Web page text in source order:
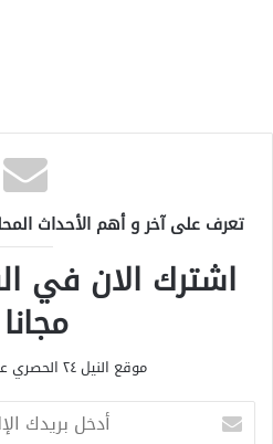
تعرف على آخر و أهم الأحداث
اشترك الان في
موقع النيل ٢٤ الحصري علي مدار الساعة